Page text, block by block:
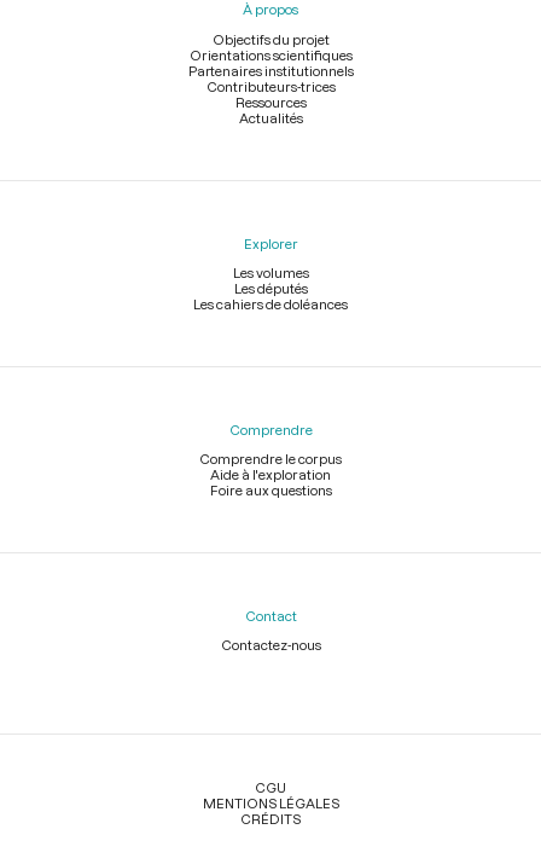
À propos
Objectifs du projet
Orientations scientifiques
Partenaires institutionnels
Contributeurs-trices
Ressources
Actualités
Explorer
Les volumes
Les députés
Les cahiers de doléances
Comprendre
Comprendre le corpus
Aide à l'exploration
Foire aux questions
Contact
Contactez-nous
Légal
CGU
MENTIONS LÉGALES
CRÉDITS